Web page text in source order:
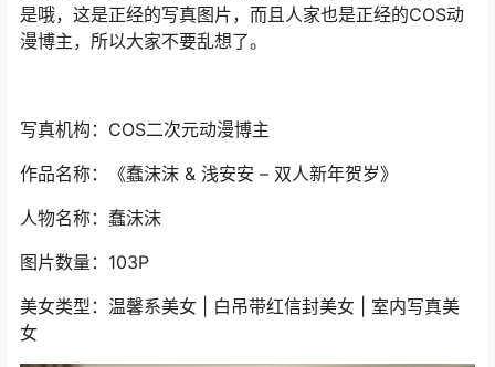
是哦，这是正经的写真图片，而且人家也是正经的COS动
漫博主，所以大家不要乱想了。
写真机构：COS二次元动漫博主
作品名称：《蠢沫沫 & 浅安安 – 双人新年贺岁》
人物名称：蠢沫沫
图片数量：103P
美女类型：温馨系美女 | 白吊带红信封美女 | 室内写真美
女